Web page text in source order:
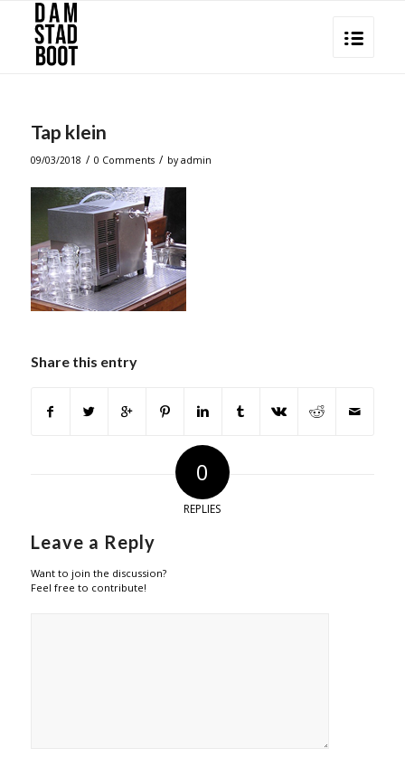
Tap klein
09/03/2018 / 0 Comments / byadmin
Share this entry
0
REPLIES
Leave a Reply
Want to join the discussion?
Feel free to contribute!